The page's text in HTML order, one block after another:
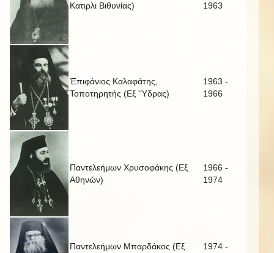
Κατιρλι Βιθυνίας)
1963
Έπιφάνιος Καλαφάτης,
Τοποτηρητής (Εξ 'Ύδρας)
1963 -
1966
Παντελεήμων Χρυσοφάκης (Εξ
Αθηνών)
1966 -
1974
Παντελεήμων Μπαρδάκος (Εξ
1974 -